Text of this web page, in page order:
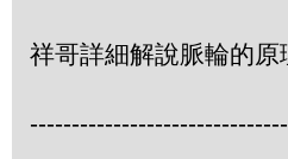
祥哥詳細解說脈輪的